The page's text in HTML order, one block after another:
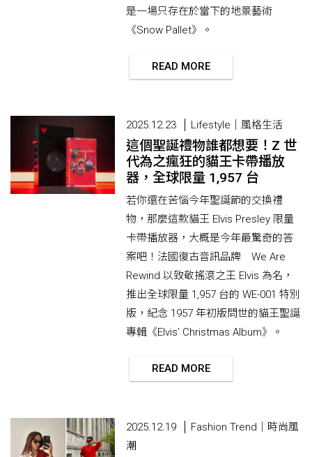
是一場只存在於當下的地景藝術
《Snow Pallet》。
READ MORE
2025.12.23 Lifestyle｜風格生活
這個聖誕禮物誰都想要！Z 世
代為之瘋狂的貓王卡帶播放
器，全球限量 1,957 台
若你還在苦惱今年聖誕節的交換禮
物，那麼這款貓王 Elvis Presley 限量
卡帶播放器，大概是今年最驚奇的答
案吧！法國復古音訊品牌 We Are
Rewind 以致敬搖滾之王 Elvis 為名，
推出全球限量 1,957 台的 WE-001 特別
版，紀念 1957 年初版問世的貓王聖誕
專輯《Elvis’ Christmas Album》。
READ MORE
2025.12.19
Fashion Trend｜時尚風
潮